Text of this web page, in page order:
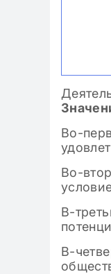
Во-
Во-
В-
В-